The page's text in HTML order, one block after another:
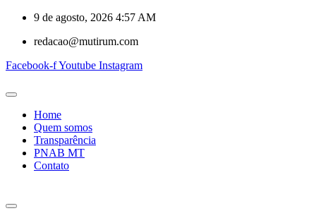
9 de agosto, 2026 4:57 AM
redacao@mutirum.com
Facebook-fYoutube Instagram
Home
Quem somos
Transparência
PNAB MT
Contato